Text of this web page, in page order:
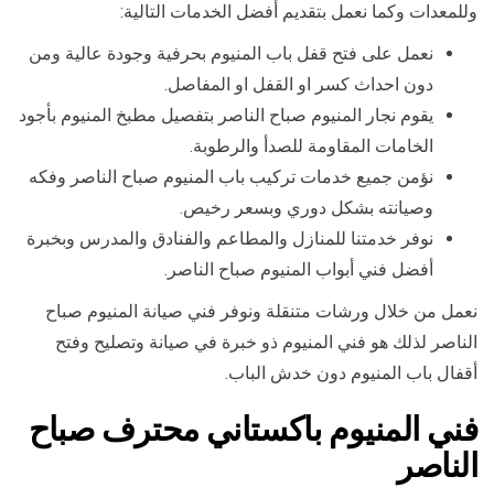
وللمعدات وكما نعمل بتقديم أفضل الخدمات التالية:
نعمل على فتح قفل باب المنيوم بحرفية وجودة عالية ومن
دون احداث كسر او القفل او المفاصل.
يقوم نجار المنيوم صباح الناصر بتفصيل مطبخ المنيوم بأجود
الخامات المقاومة للصدأ والرطوبة.
نؤمن جميع خدمات تركيب باب المنيوم صباح الناصر وفكه
وصيانته بشكل دوري وبسعر رخيص.
نوفر خدمتنا للمنازل والمطاعم والفنادق والمدرس وبخبرة
أفضل فني أبواب المنيوم صباح الناصر.
نعمل من خلال ورشات متنقلة ونوفر فني صيانة المنيوم صباح
الناصر لذلك هو فني المنيوم ذو خبرة في صيانة وتصليح وفتح
أقفال باب المنيوم دون خدش الباب.
فني المنيوم باكستاني محترف صباح
الناصر